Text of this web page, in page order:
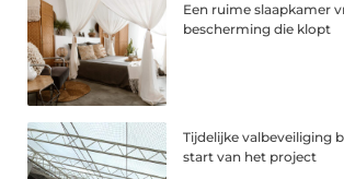
Een ruime slaapkamer
bescherming die klopt
Tijdelijke valbeveiliging
start van het project